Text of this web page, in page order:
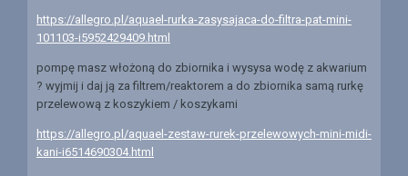
https://allegro.pl/aquael-rurka-zasysajaca-do-filtra-pat-mini-
101103-i5952429409.html
pompę masz włożoną do zbiornika i wysysa wodę z akwarium
? wyjmij i daj ją za filtrem/reaktorem a do zbiornika samą rurkę
przelewową z koszykiem / koszykami
https://allegro.pl/aquael-zestaw-rurek-przelewowych-mini-midi-
kani-i6514690304.html